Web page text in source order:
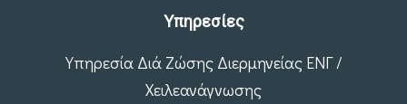
Υπηρεσίες
Υπηρεσία Διά Ζώσης Διερμηνείας ΕΝΓ /
Χειλεανάγνωσης